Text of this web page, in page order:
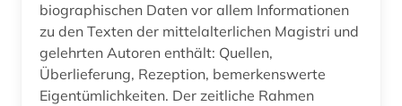
flucht (1)
fr (1)
frankfurter schule (1)
biographischen Daten vor allem Informationen
zu den Texten der mittelalterlichen Magistri und
gelehrten Autoren enthält: Quellen,
Überlieferung, Rezeption, bemerkenswerte
Eigentümlichkeiten. Der zeitliche Rahmen